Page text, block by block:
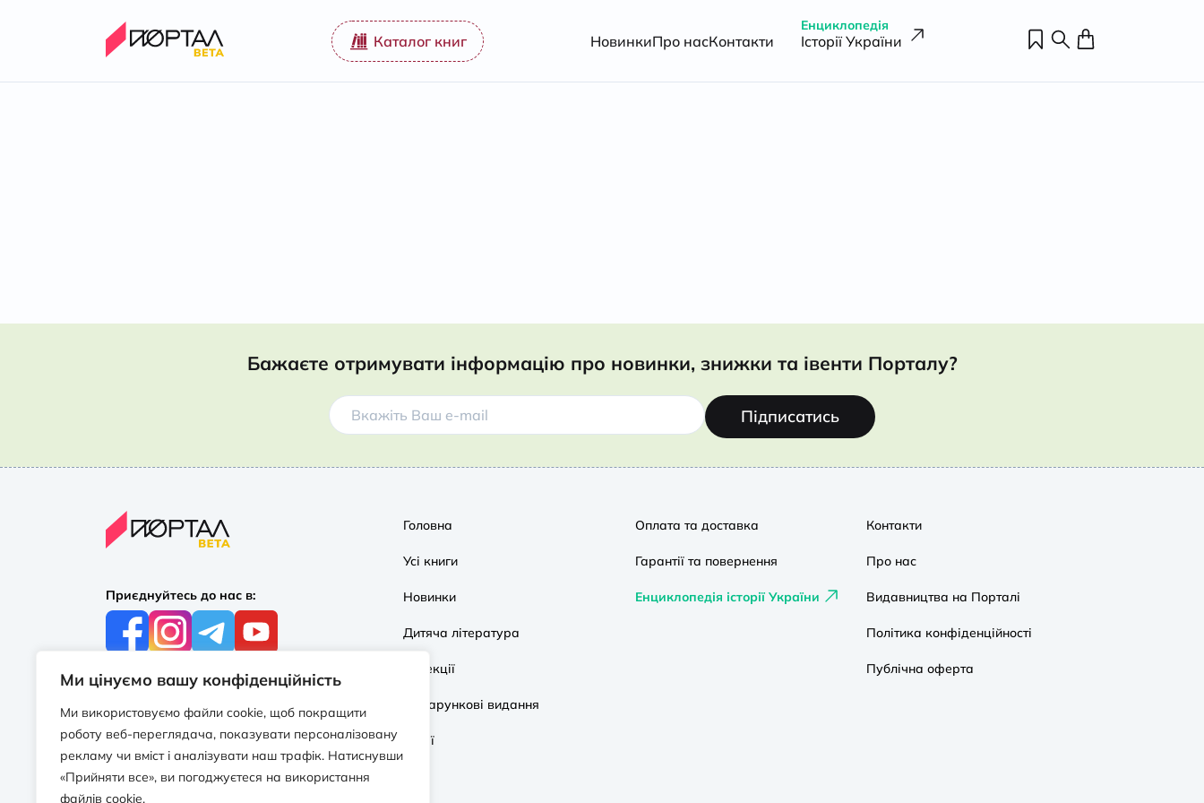
Ми цінуємо вашу конфіденційність
Ми використовуємо файли cookie, щоб покращити
роботу веб-переглядача, показувати персоналізовану
рекламу чи вміст і аналізувати наш трафік. Натиснувши
«Прийняти все», ви погоджуєтеся на використання
файлів cookie.
Каталог книг НовинкиПро насКонтакти
Енциклопедія
Історії України
Бажаєте отримувати інформацію про новинки, знижки та івенти Порталу?
Підписатись
Приєднуйтесь до нас в:
З усіх питань:
+38 097 244 16 56
info@portalbooks.com.ua
Працюємо в будні з 10:00 до 18:00
З приводу співпраці:
Головна
Усі книги
Новинки
Дитяча література
Колекції
Подарункові видання
Акції
Оплата та доставка
Гарантії та повернення
Енциклопедія історії України
Контакти
Про нас
Видавництва на Порталі
Політика конфіденційності
Публічна оферта